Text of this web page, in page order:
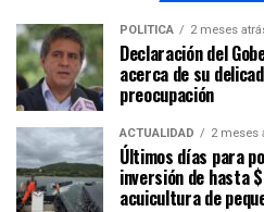
POLÍTICA 2 meses
Declaración del
acerca de su
preocupación
ACTUALIDAD 2 meses
Últimos días para
inversión de hasta
acuicultura de